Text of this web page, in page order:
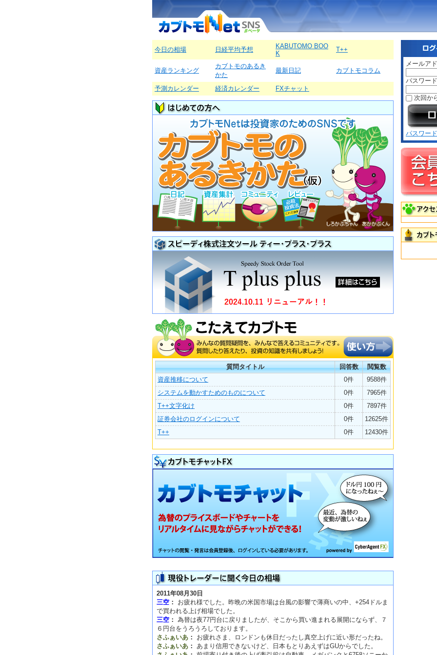
今日の相場 日経平均予想
KABUTOMO BOO
K
T++
資産ランキング
カブトモのあるき
かた
最新日記 カブトモコラム
予測カレンダー 経済カレンダー FXチャット
質問タイトル 回答数
閲覧数
資産推移について
0件
9588件
システムを動かすためのものについて
0件
7965件
T++文字化け
0件
7897件
証券会社のログインについて
0件
12625件
T++
0件 12430件
2011年08月30日
三空 ：
お疲れ様でした。昨晩の米国市場は台風の影響で薄商いの中、+254ドルま
で買われる上げ相場でした。
三空 ： 為替は夜77円台に戻りましたが、そこから買い進まれる展開にならず、７
６円台をうろうろしております。
さふぁいあ ：
お疲れさま、ロンドンも休日だったし真空上げに近い形だったね。
さふぁいあ ： あまり信用できないけど、日本もとりあえずはGUからでした。
メールア
パスワード
次回か
パスワー